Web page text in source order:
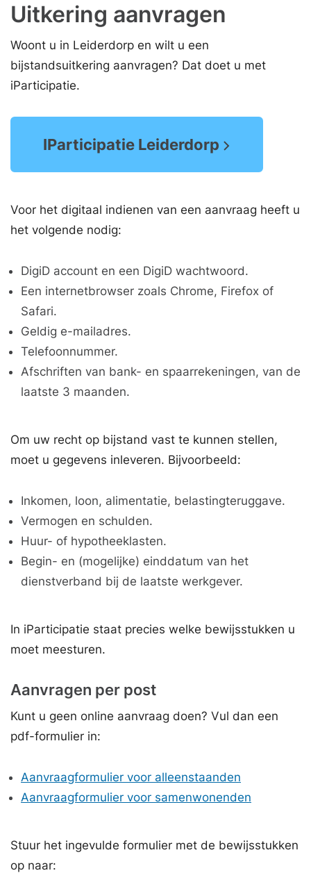
Uitkering aanvragen
Woont u in Leiderdorp en wilt u een
bijstandsuitkering aanvragen? Dat doet u met
iParticipatie.
IParticipatie Leiderdorp
Voor het digitaal indienen van een aanvraag heeft u
het volgende nodig:
DigiD account en een DigiD wachtwoord.
Een internetbrowser zoals Chrome, Firefox of
Safari.
Geldig e-mailadres.
Telefoonnummer.
Afschriften van bank- en spaarrekeningen, van de
laatste 3 maanden.
Om uw recht op bijstand vast te kunnen stellen,
moet u gegevens inleveren. Bijvoorbeeld:
Inkomen, loon, alimentatie, belastingteruggave.
Vermogen en schulden.
Huur- of hypotheeklasten.
Begin- en (mogelijke) einddatum van het
dienstverband bij de laatste werkgever.
In iParticipatie staat precies welke bewijsstukken u
moet meesturen.
Aanvragen per post
Kunt u geen online aanvraag doen? Vul dan een
pdf-formulier in:
Aanvraagformulier voor alleenstaanden
Aanvraagformulier voor samenwonenden
Stuur het ingevulde formulier met de bewijsstukken
op naar: